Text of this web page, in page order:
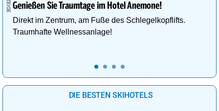
Genießen Sie Traumtage im Hotel Anemone!
Direkt im Zentrum, am Fuße des Schlegelkopflifts.
Traumhafte Wellnessanlage!
DIE BESTEN SKIHOTELS